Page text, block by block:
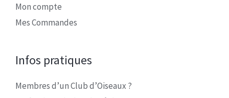
Mon compte
Mes Commandes
Infos pratiques
Membres d’un Club d’Oiseaux ?